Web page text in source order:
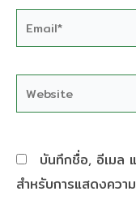
Email*
Website
บันทึกชื่อ, อีเมล
สำหรับการแสดงควา